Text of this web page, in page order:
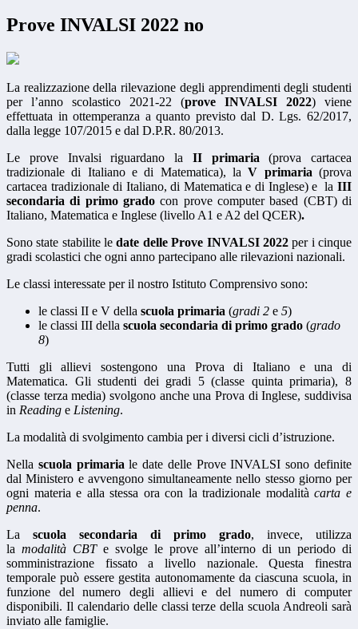
Prove INVALSI 2022 no
La realizzazione della rilevazione degli apprendimenti degli studenti
per l’anno scolastico 2021-22 (prove INVALSI 2022) viene
effettuata in ottemperanza a quanto previsto dal D. Lgs. 62/2017,
dalla legge 107/2015 e dal D.P.R. 80/2013.
Le prove Invalsi riguardano la II primaria (prova cartacea
tradizionale di Italiano e di Matematica), laV primaria (prova
cartacea tradizionale di Italiano, di Matematica e di Inglese) e la III
secondaria di primo grado con prove computer based (CBT) di
Italiano, Matematica e Inglese (livello A1 e A2 del QCER).
Sono state stabilite ledate delle Prove INVALSI 2022per i cinque
gradi scolastici che ogni anno partecipano alle rilevazioni nazionali.
Le classi interessate per il nostro Istituto Comprensivo sono:
le classi II e V della scuola primaria (gradi 2 e 5)
le classi III della scuola secondaria di primo grado (grado
8)
Tutti gli allievi sostengono una Prova di Italiano e una di
Matematica. Gli studenti dei gradi 5 (classe quinta primaria), 8
(classe terza media) svolgono anche una Prova di Inglese, suddivisa
in Reading e Listening.
La modalità di svolgimento cambia per i diversi cicli d’istruzione.
Nella scuola primaria le date delle Prove INVALSI sono definite
dal Ministero e avvengono simultaneamente nello stesso giorno per
ogni materia e alla stessa ora con la tradizionale modalitàcarta e
penna.
La scuola secondaria di primo grado, invece, utilizza
la modalità CBTe svolge le prove all’interno di un periodo di
somministrazione fissato a livello nazionale. Questa finestra
temporale può essere gestita autonomamente da ciascuna scuola, in
funzione del numero degli allievi e del numero di computer
disponibili. Il calendario delle classi terze della scuola Andreoli sarà
inviato alle famiglie.